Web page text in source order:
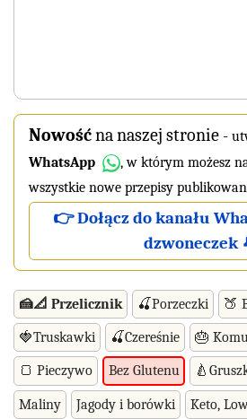
Nowośćna naszej stronie -
WhatsApp
, w którym możesz
wszystkie nowe przepisy
👉 Dołącz do kanału
dzwoneczek
🍰📐 Przelicznik 🍒Porzeczki 🍑
🍓Truskawki 🍒Czereśnie 🎂
🍞 Pieczywo Bez Glutenu
Maliny Jagody i borówki Keto,